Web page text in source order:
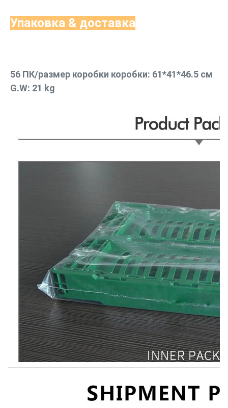
Упаковка & доставка
56 ПК/размер коробки коробки: 61*41*46.5 см
G.W: 21 kg